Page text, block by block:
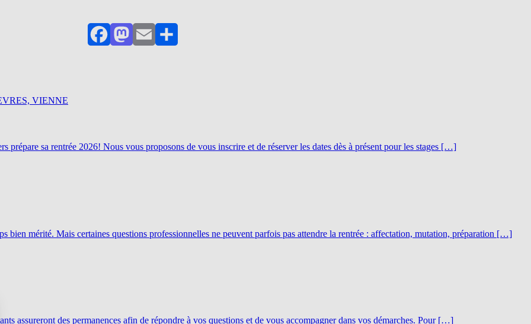
FacebookMastodon
EmailPartager
VIENNE
sa rentrée 2026! Nous vous proposons de vous inscrire et de réserver les dates dès à présent pour les stages […]
bien mérité. Mais certaines questions professionnelles ne peuvent parfois pas attendre la rentrée : affectation, mutation, préparation […]
assureront des permanences afin de répondre à vos questions et de vous accompagner dans vos démarches. Pour […]